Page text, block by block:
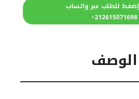
إضغط للطلب عبر واتساب
212615071698+
الوصف